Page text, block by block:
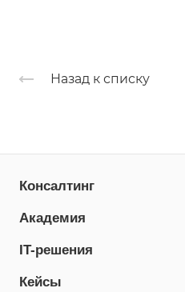
Назад к списку
Консалтинг
Академия
IT-решения
Кейсы